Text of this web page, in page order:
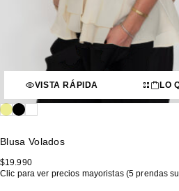
VISTA RÁPIDA LO
Blusa Volados
$19.990
Clic para ver precios mayoristas (5 prendas